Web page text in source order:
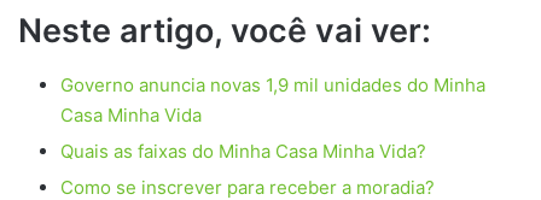
Neste artigo, você vai ver:
Governo anuncia novas 1,9 mil unidades do Minha
Casa Minha Vida
Quais as faixas do Minha Casa Minha Vida?
Como se inscrever para receber a moradia?